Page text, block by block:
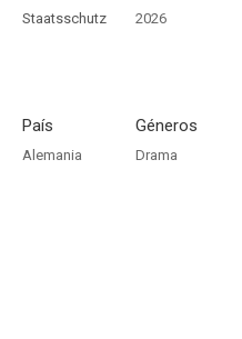
Staatsschutz 2026
País
Alemania
Géneros
Drama